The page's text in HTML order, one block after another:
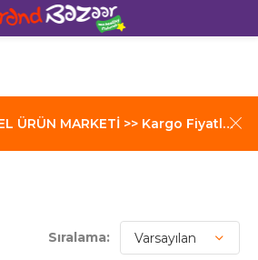
MARKETİ >> Kargo Fiyatları İçin Tıklayınız
Güvenli Alışveriş
Sıralama: